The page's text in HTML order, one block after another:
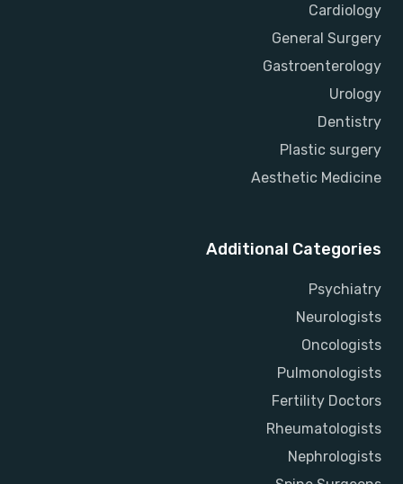
Cardiology
General Surgery
Gastroenterology
Urology
Dentistry
Plastic surgery
Aesthetic Medicine
Additional Categories
Psychiatry
Neurologists
Oncologists
Pulmonologists
Fertility Doctors
Rheumatologists
Nephrologists